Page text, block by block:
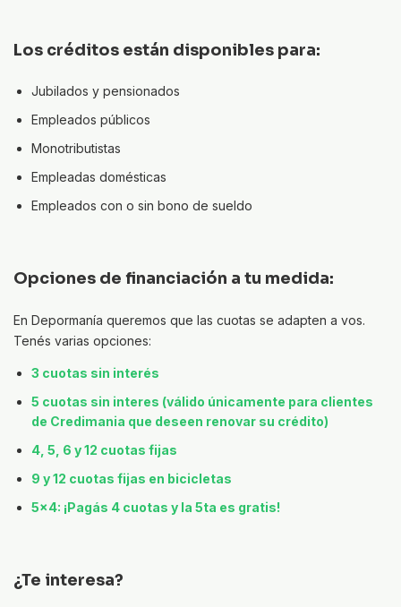
Los créditos están disponibles para:
Jubilados y pensionados
Empleados públicos
Monotributistas
Empleadas domésticas
Empleados con o sin bono de sueldo
Opciones de financiación a tu medida:
En Depormanía queremos que las cuotas se adapten a vos.
Tenés varias opciones:
3 cuotas sin interés
5 cuotas sin interes (válido únicamente para clientes
de Credimania que deseen renovar su crédito)
4, 5, 6 y 12 cuotas fijas
9 y 12 cuotas fijas en bicicletas
5x4: ¡Pagás 4 cuotas y la 5ta es gratis!
¿Te interesa?